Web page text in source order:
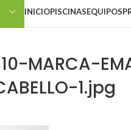
INICIOPISCINASEQUIPOS
MARCA-
1.jpg